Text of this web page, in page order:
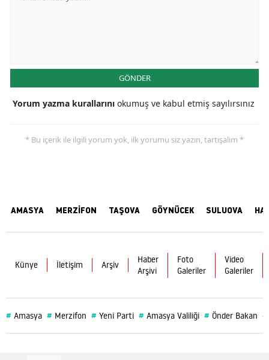
GÖNDER
Yorum yazma kurallarını okumuş ve kabul etmiş sayılırsınız
* Bu içerik ile ilgili yorum yok, ilk yorumu siz yazın, tartışalım *
AMASYA MERZİFON TAŞOVA GÖYNÜCEK SULUOVA
Künye İletişim Arşiv
Haber
Arşivi
Foto
Galeriler
Video
Galeriler
# Amasya # Merzifon # Yeni Parti # Amasya Valiliği # Önder Bakan #